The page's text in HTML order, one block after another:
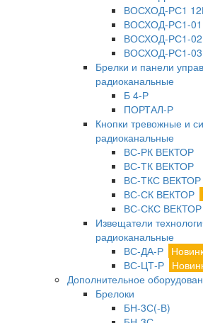
ВОСХОД-РС1
ВОСХОД-РС1-01
ВОСХОД-РС1-02
ВОСХОД-РС1-03
Брелки и панели
радиоканальные
Б 4-Р
ПОРТАЛ-Р
Кнопки тревожные и
радиоканальные
ВС-РК ВЕКТОР
ВС-ТК ВЕКТОР
ВС-ТКС ВЕКТОР
ВС-СК ВЕКТОР
ВС-СКС ВЕКТОР
Извещатели
радиоканальные
ВС-ДА-Р
ВС-ЦТ-Р
Дополнительное
Брелоки
БН-3С(-В)